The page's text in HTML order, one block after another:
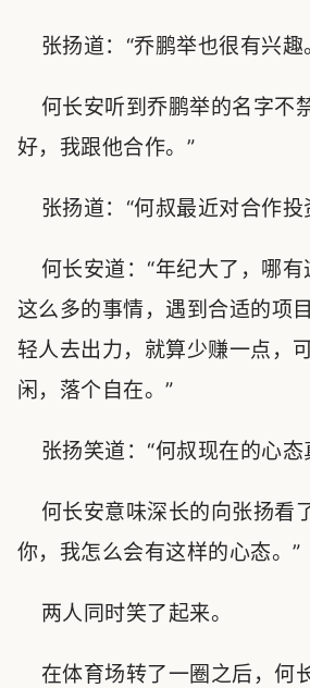
张扬道：“乔鹏举也很有兴趣
何长安听到乔鹏举的名字不
好，我跟他合作。”
张扬道：“何叔最近对合作投
何长安道：“年纪大了，哪有
这么多的事情，遇到合适的项
轻人去出力，就算少赚一点，
闲，落个自在。”
张扬笑道：“何叔现在的心态
何长安意味深长的向张扬看
你，我怎么会有这样的心态。”
两人同时笑了起来。
在体育场转了一圈之后，何